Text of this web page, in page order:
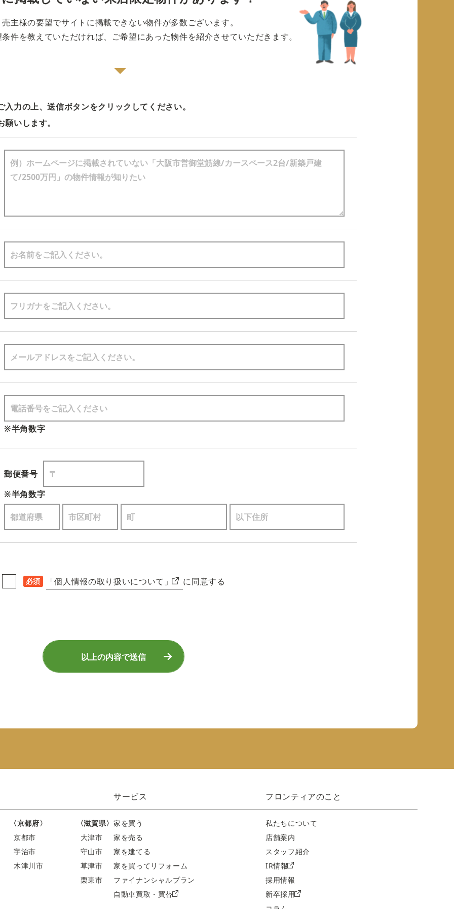
売主様の要望でサイトに掲載できない物件が多数ございます。
件を教えていただければ、ご希望にあった物件を紹介させていただきます。
力の上、送信ボタンをクリックしてください。
いします。
※半角数字
郵便番号
※半角数字
必須 「個人情報の取り扱いについて」 に同意する
以上の内容で送信
〈京都府〉
京都市
宇治市
木津川市
〈滋賀県〉
大津市
守山市
草津市
栗東市
サービス
家を買う
家を売る
家を建てる
家を買ってリフォーム
ファイナンシャルプラン
自動車買取・買替
フロンティアのこと
私たちについて
店舗案内
スタッフ紹介
IR情報
採用情報
新卒採用